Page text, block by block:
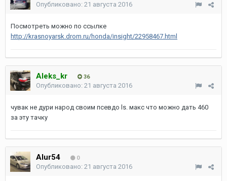
Опубликовано: 21 августа 2016
Посмотреть можно по ссылке
http://krasnoyarsk.drom.ru/honda/insight/22958467.html
Aleks_kr 36
Опубликовано: 21 августа 2016
чувак не дури народ своим псевдо ls. макс что можно дать 460
за эту тачку
Alur54 0
Опубликовано: 21 августа 2016